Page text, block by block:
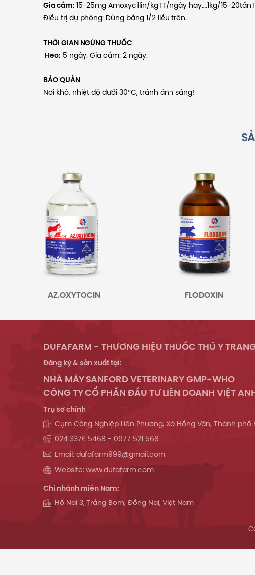
Gia cầm: 15-25mg Amoxycillin/kgTT/ngày hay….1kg/15-
Điều trị dự phòng: Dùng bằng 1/2 liều trên.
THỜI GIAN NGỪNG THUỐC
Heo: 5 ngày. Gia cầm: 2 ngày.
BẢO QUẢN
Nơi khô, nhiệt độ dưới 30°C, tránh ánh sáng!
FLODOXIN
DUFAFARM - THƯƠNG HIỆU THUỐC THÚ Y
Đăng ký & sản xuất tại:
NHÀ MÁY SANFORD VETERINARY GMP-WHO
CÔNG TY CỔ PHẦN ĐẦU TƯ LIÊN DOANH VIỆT
Trụ sở chính
Cụm Công Nghiệp Liên Phương, Xã Hồng Vân, Thành phố
024 3376 5468 - 0977 521 568
Email: dufafarm999@gmail.com
Website: www.dufafarm.com
Chi nhánh miền Nam:
Hố Nai 3, Trảng Bom, Đồng Nai, Việt Nam